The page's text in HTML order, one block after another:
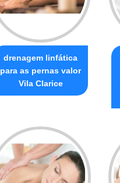
drenagem linfática
para as pernas valor
Vila Clarice